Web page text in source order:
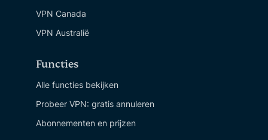
VPN Canada
VPN Australië
Functies
Alle functies bekijken
Probeer VPN: gratis annuleren
Abonnementen en prijzen